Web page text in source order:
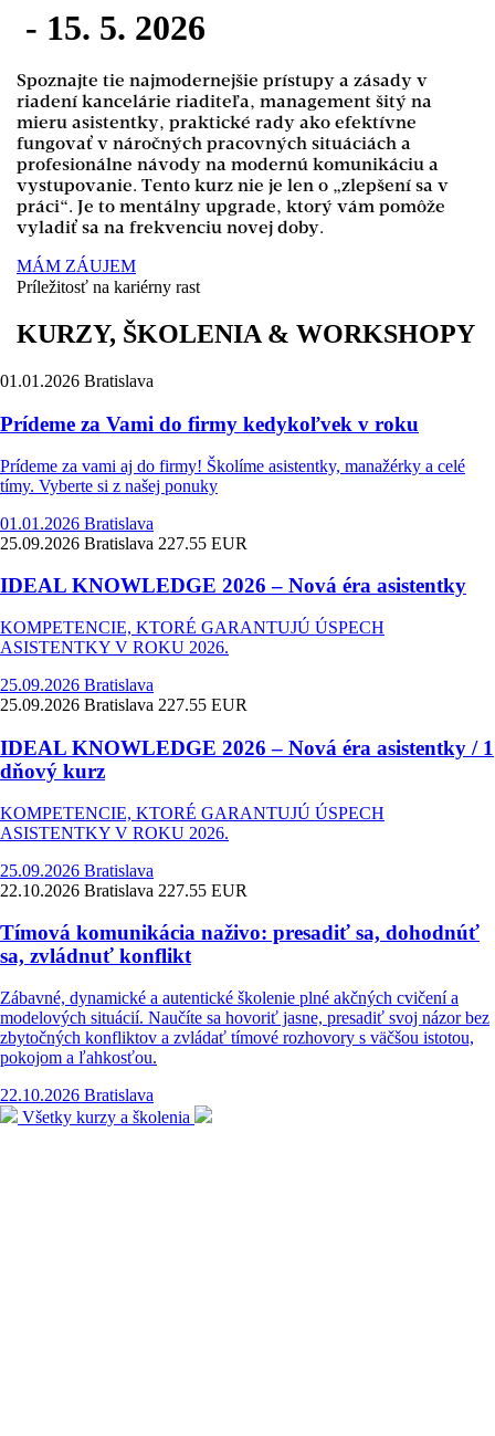
- 15. 5. 2026
Spoznajte tie najmodernejšie prístupy a zásady v
riadení kancelárie riaditeľa, management šitý na
mieru asistentky, praktické rady ako efektívne
fungovať v náročných pracovných situáciách a
profesionálne návody na modernú komunikáciu a
vystupovanie. Tento kurz nie je len o „zlepšení sa v
práci“. Je to mentálny upgrade, ktorý vám pomôže
vyladiť sa na frekvenciu novej doby.
MÁM ZÁUJEM
Príležitosť na kariérny rast
KURZY, ŠKOLENIA & WORKSHOPY
01.01.2026 Bratislava
Prídeme za Vami do firmy kedykoľvek v roku
Prídeme za vami aj do firmy! Školíme asistentky, manažérky a celé
tímy. Vyberte si z našej ponuky
01.01.2026 Bratislava
25.09.2026 Bratislava 227.55 EUR
IDEAL KNOWLEDGE 2026 – Nová éra asistentky
KOMPETENCIE, KTORÉ GARANTUJÚ ÚSPECH
ASISTENTKY V ROKU 2026.
25.09.2026 Bratislava
25.09.2026 Bratislava 227.55 EUR
IDEAL KNOWLEDGE 2026 – Nová éra asistentky / 1
dňový kurz
KOMPETENCIE, KTORÉ GARANTUJÚ ÚSPECH
ASISTENTKY V ROKU 2026.
25.09.2026 Bratislava
22.10.2026 Bratislava 227.55 EUR
Tímová komunikácia naživo: presadiť sa, dohodnúť
sa, zvládnuť konflikt
Zábavné, dynamické a autentické školenie plné akčných cvičení a
modelových situácií. Naučíte sa hovoriť jasne, presadiť svoj názor bez
zbytočných konfliktov a zvládať tímové rozhovory s väčšou istotou,
pokojom a ľahkosťou.
22.10.2026 Bratislava
Všetky kurzy a školenia